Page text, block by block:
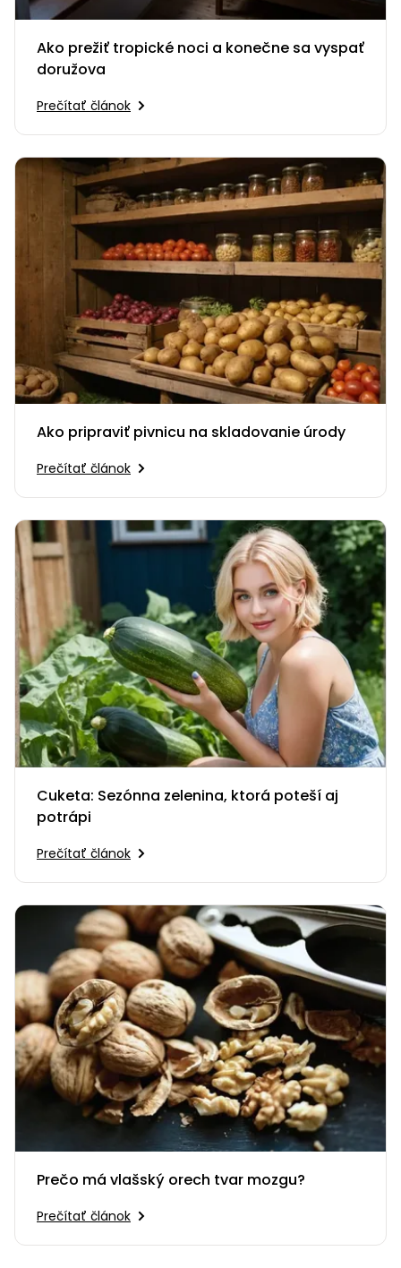
Ako prežiť tropické noci a konečne sa vyspať
doružova
Prečítať článok
Ako pripraviť pivnicu na skladovanie úrody
Prečítať článok
Cuketa: Sezónna zelenina, ktorá poteší aj
potrápi
Prečítať článok
Prečo má vlašský orech tvar mozgu?
Prečítať článok